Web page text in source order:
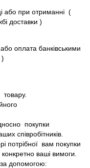
або при отриманні (
доставки )
оплата банківськими
)
покупки
співробітників.
потрібної вам покупки
конкретно ваші вимоги.
допомогою: